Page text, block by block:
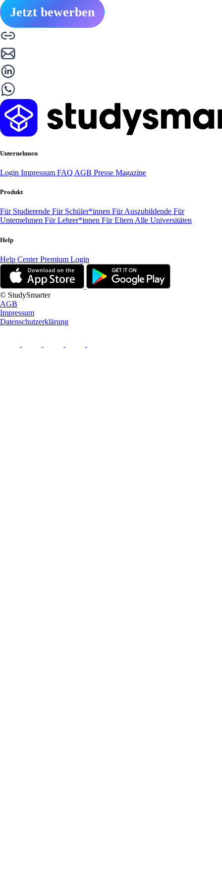
Jetzt bewerben
Unternehmen
Login Impressum FAQ AGB Presse Magazine
Produkt
Für Studierende Für Schüler*innen Für Auszubildende Für
Unternehmen Für Lehrer*innen Für Eltern Alle Universitäten
Help
Help CenterPremium Login
© StudySmarter
AGB
Impressum
Datenschutzerklärung